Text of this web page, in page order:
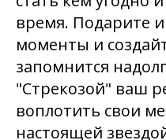
время. Подарите
моменты и
запомнится
"Стрекозой" ваш
воплотить свои
настоящей